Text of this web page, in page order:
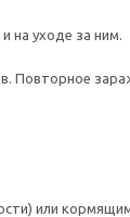
на уходе за ним.
Повторное
или